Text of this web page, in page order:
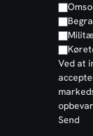
Ved at
Send